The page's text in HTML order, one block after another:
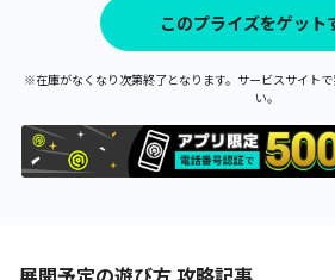
このプライズをゲット
※在庫がなくなり次第終了となります。サービスサイト
い。